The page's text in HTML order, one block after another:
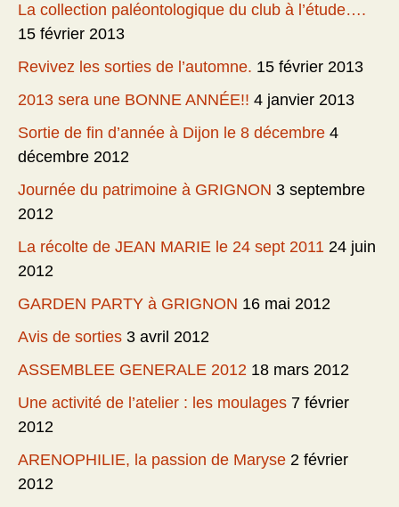
La collection paléontologique du club à l’étude….
15 février 2013
Revivez les sorties de l’automne. 15 février 2013
2013 sera une BONNE ANNÉE!! 4 janvier 2013
Sortie de fin d’année à Dijon le 8 décembre 4
décembre 2012
Journée du patrimoine à GRIGNON 3 septembre
2012
La récolte de JEAN MARIE le 24 sept 2011 24 juin
2012
GARDEN PARTY à GRIGNON 16 mai 2012
Avis de sorties 3 avril 2012
ASSEMBLEE GENERALE 2012 18 mars 2012
Une activité de l’atelier : les moulages 7 février
2012
ARENOPHILIE, la passion de Maryse 2 février
2012